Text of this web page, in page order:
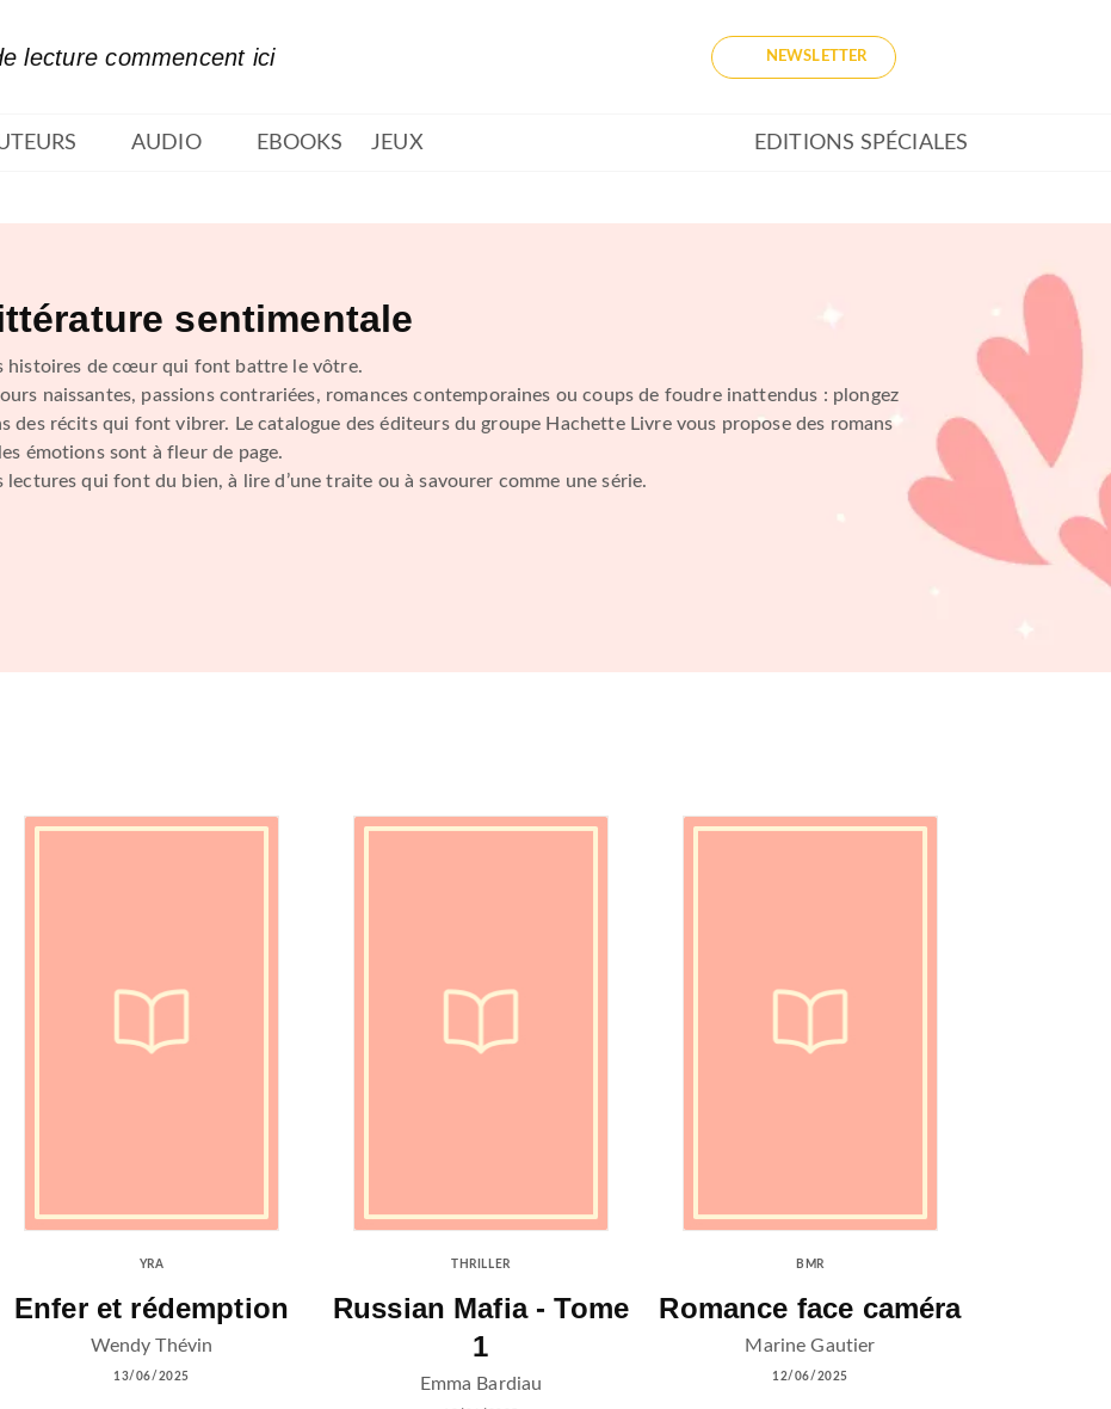
lecture commencent ici NEWSLETTER
AUDIO EBOOKS JEUX EDITIONS SPÉCIALES
sentimentale
histoires de cœur qui font battre le vôtre.
naissantes, passions contrariées, romances contemporaines ou coups de foudre inattendus : plongez
des récits qui font vibrer. Le catalogue des éditeurs du groupe Hachette Livre vous propose des romans
émotions sont à fleur de page.
lectures qui font du bien, à lire d’une traite ou à savourer comme une série.
YRA
Enfer et rédemption
Wendy Thévin
13/06/2025
THRILLER
Russian Mafia - Tome
1
Emma Bardiau
BMR
Romance face caméra
Marine Gautier
12/06/2025